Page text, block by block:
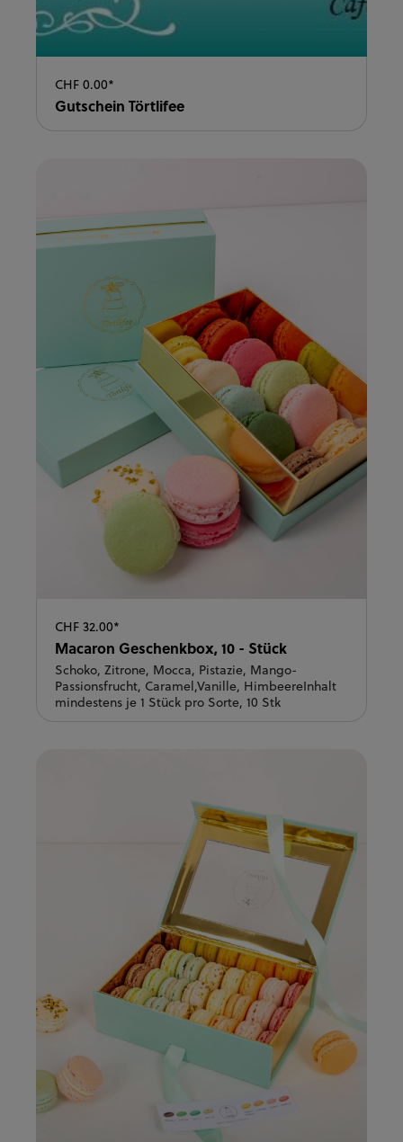
CHF 0.00*
Gutschein Törtlifee
CHF 32.00*
Macaron Geschenkbox, 10 - Stück
Schoko, Zitrone, Mocca, Pistazie, Mango-
Passionsfrucht, Caramel,Vanille, HimbeereInhalt
mindestens je 1 Stück pro Sorte, 10 Stk